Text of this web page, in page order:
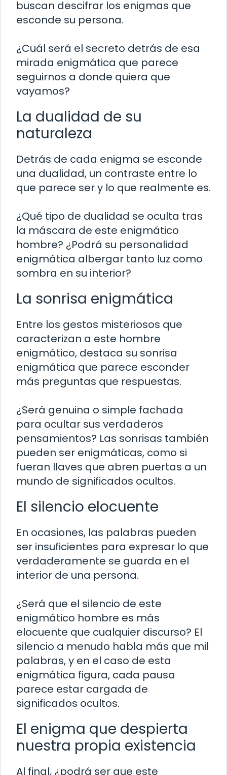
buscan descifrar los enigmas que
esconde su persona.
¿Cuál será el secreto detrás de esa
mirada enigmática que parece
seguirnos a donde quiera que
vayamos?
La dualidad de su
naturaleza
Detrás de cada enigma se esconde
una dualidad, un contraste entre lo
que parece ser y lo que realmente es.
¿Qué tipo de dualidad se oculta tras
la máscara de este enigmático
hombre? ¿Podrá su personalidad
enigmática albergar tanto luz como
sombra en su interior?
La sonrisa enigmática
Entre los gestos misteriosos que
caracterizan a este hombre
enigmático, destaca su sonrisa
enigmática que parece esconder
más preguntas que respuestas.
¿Será genuina o simple fachada
para ocultar sus verdaderos
pensamientos? Las sonrisas también
pueden ser enigmáticas, como si
fueran llaves que abren puertas a un
mundo de significados ocultos.
El silencio elocuente
En ocasiones, las palabras pueden
ser insuficientes para expresar lo que
verdaderamente se guarda en el
interior de una persona.
¿Será que el silencio de este
enigmático hombre es más
elocuente que cualquier discurso? El
silencio a menudo habla más que mil
palabras, y en el caso de esta
enigmática figura, cada pausa
parece estar cargada de
significados ocultos.
El enigma que despierta
nuestra propia existencia
Al final, ¿podrá ser que este